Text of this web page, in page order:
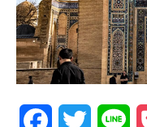
FacebookTwitter